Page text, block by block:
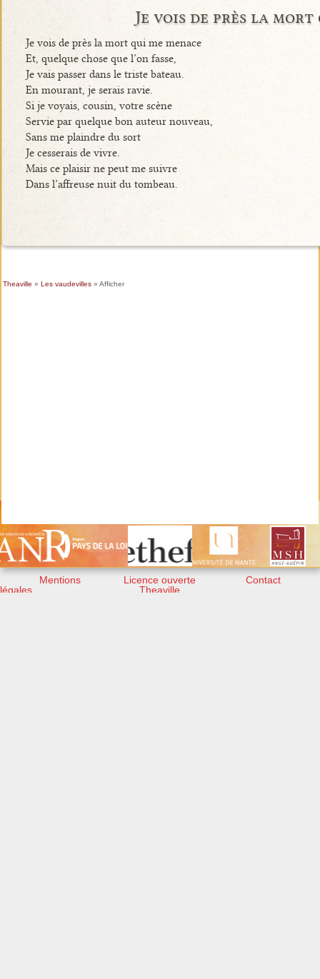
Je vois de près la mort
Je vois de près la mort qui me menace
Et, quelque chose que l’on fasse,
Je vais passer dans le triste bateau.
En mourant, je serais ravie.
Si je voyais, cousin, votre scène
Servie par quelque bon auteur nouveau,
Sans me plaindre du sort
Je cesserais de vivre.
Mais ce plaisir ne peut me suivre
Dans l’affreuse nuit du tombeau.
Theaville » Les vaudevilles» Afficher
Mentions
légales
Licence ouverte
Theaville
Contact